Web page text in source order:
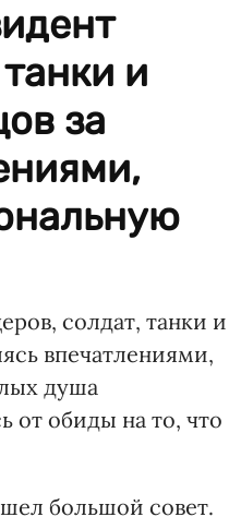
и
за
солдат, танки и
впечатлениями,
душа
от обиды на то, что
большой совет.